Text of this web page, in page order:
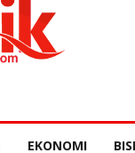
EKONOMI